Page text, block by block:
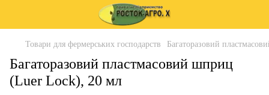
Товари для фермерських господарств Багаторазовий
Багаторазовий пластмасовий шприц
(Luer Lock), 20 мл